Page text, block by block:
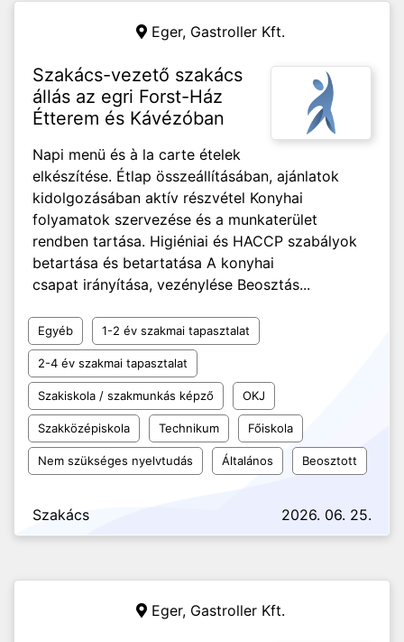
Eger, Gastroller Kft.
Szakács-vezető szakács
állás az egri Forst-Ház
Étterem és Kávézóban
Napi menü és à la carte ételek
elkészítése. Étlap összeállításában, ajánlatok
kidolgozásában aktív részvétel Konyhai
folyamatok szervezése és a munkaterület
rendben tartása. Higiéniai és HACCP szabályok
betartása és betartatása A konyhai
csapat irányítása, vezénylése Beosztás...
Egyéb 1-2 év szakmai tapasztalat
2-4 év szakmai tapasztalat
Szakiskola / szakmunkás képző OKJ
Szakközépiskola Technikum Főiskola
Nem szükséges nyelvtudás Általános Beosztott
Szakács 2026. 06. 25.
Eger, Gastroller Kft.